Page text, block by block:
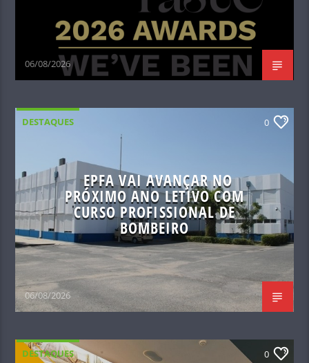
06/08/2026
DESTAQUES 0
EPFA VAI AVANÇAR NO
PRÓXIMO ANO LETIVO COM
CURSO PROFISSIONAL DE
BOMBEIRO
06/08/2026
DESTAQUES 0